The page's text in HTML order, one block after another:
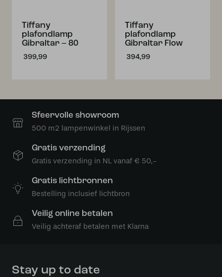
Tiffany
plafondlamp
Gibraltar – 80
399,99
Tiffany
plafondlamp
Gibraltar Flow
394,99
Sfeervolle showroom
500 m2 lampenwinkel in Rijssen
Gratis verzending
Gratis verzending in NL vanaf € 50,-
Gratis lichtbronnen
Bestelling inclusief lichtbron
Veilig online betalen
Veilig achteraf betalen met Klarna
Stay up to date